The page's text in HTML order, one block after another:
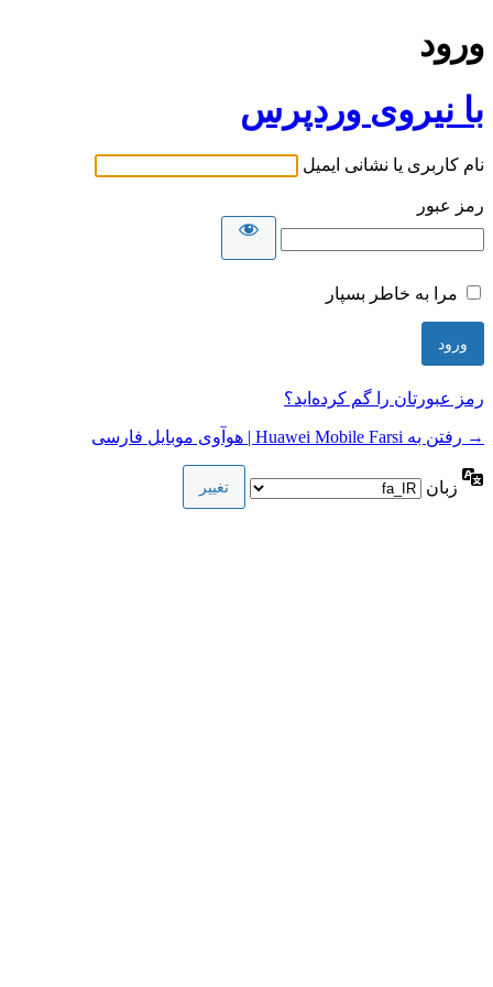
ورود
با نیروی وردپرس
نام کاربری یا نشانی ایمیل
رمز عبور
مرا به خاطر بسپار
رمز عبورتان را گم کرده‌اید؟
→ رفتن به Huawei Mobile Farsi | هوآوی موبایل فارسی
زبان